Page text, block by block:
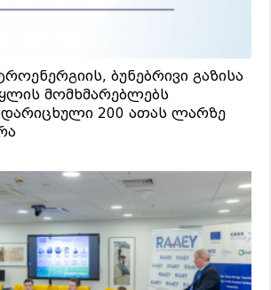
ბუნებრივი გაზისა
მომხმარებლებს
200 ათას ლარზე